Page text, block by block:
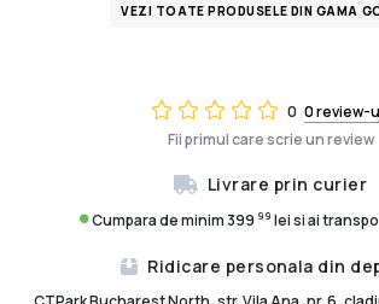
0 0 review-
Fii primul care scrie un review
Livrare prin curier
Cumpara de minim 399 99 lei si ai
Ridicare personala din
VEZI TOATE PRODUSELE DIN GAMA